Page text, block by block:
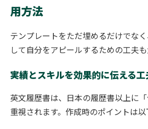
用方法
テンプレートをただ埋めるだけでな
して自分をアピールするための工夫も
実績とスキルを効果的に伝える工
英文履歴書は、日本の履歴書以上に
重視されます。作成時のポイントは以